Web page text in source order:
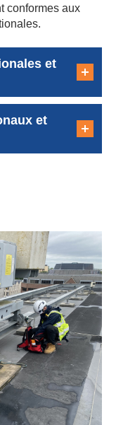
conformes aux
et
et